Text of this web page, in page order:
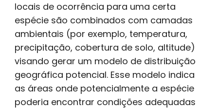
locais de ocorrência para uma certa
espécie são combinados com camadas
ambientais (por exemplo, temperatura,
precipitação, cobertura de solo, altitude)
visando gerar um modelo de distribuição
geográfica potencial. Esse modelo indica
as áreas onde potencialmente a espécie
poderia encontrar condições adequadas